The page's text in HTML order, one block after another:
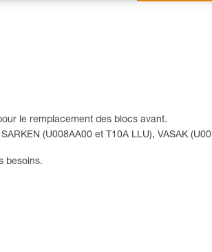
le remplacement des blocs avant.
(U008AA00 et T10A LLU), VASAK
besoins.